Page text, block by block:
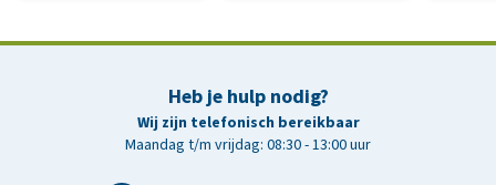
Heb je hulp nodig?
Wij zijn telefonisch bereikbaar
Maandag t/m vrijdag: 08:30 - 13:00 uur